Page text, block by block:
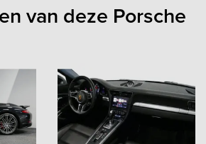
van deze Porsche